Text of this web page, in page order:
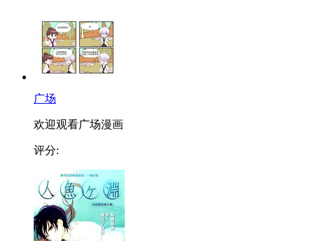
广场
欢迎观看广场漫画
评分: